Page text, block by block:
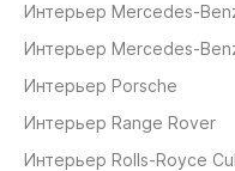
Интерьер Mercedes-
Интерьер Mercedes-
Интерьер Porsche
Интерьер Range Rover
Интерьер Rolls-Royce